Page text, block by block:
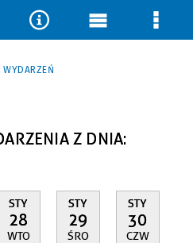
Z DNIA:
STY
28
WTO
STY
29
ŚRO
STY
30
CZW
Narzędzia
Menu Menu